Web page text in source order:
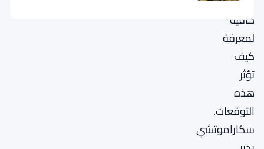
كافية
لمعرفة
كيف
تؤثر
هذه
التوقعات.
سكاراموتشي